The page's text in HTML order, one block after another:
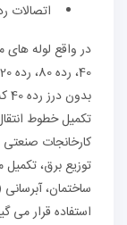
اتصالات
تکمیل خطوط
کارخانجات صنعتی
توزیع برق،
ساختمان،
استفاده قرار می